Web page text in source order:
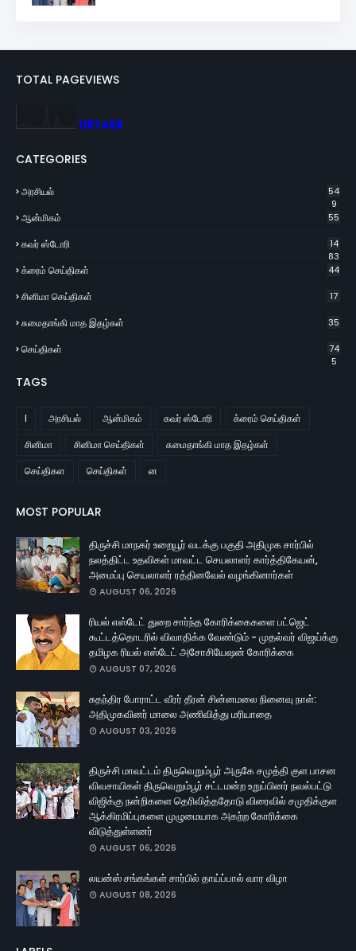
TOTAL PAGEVIEWS
1187468
CATEGORIES
அரசியல்
54
9
ஆன்மிகம் 55
கவர் ஸ்டோரி
14
83
க்ரைம் செய்திகள் 44
சினிமா செய்திகள் 17
சுமைதாங்கி மாத இதழ்கள் 35
செய்திகள்
74
5
TAGS
l அரசியல் ஆன்மிகம் கவர் ஸ்டோரி
க்ரைம் செய்திகள்
சினிமா
சினிமா செய்திகள்
சுமைதாங்கி மாத இதழ்கள்
செய்திகள
செய்திகள் ன
MOST POPULAR
திருச்சி மாநகர் உறையூர் வடக்கு பகுதி அதிமுக சார்பில்
நலத்திட்ட உதவிகள் மாவட்ட செயலாளர் கார்த்திகேயன்,
அமைப்பு செயலாளர் ரத்தினவேல் வழங்கினார்கள்
AUGUST 06, 2026
ரியல் எஸ்டேட் துறை சார்ந்த கோரிக்கைகளை பட்ஜெட்
கூட்டத்தொடரில் விவாதிக்க வேண்டும் - முதல்வர் விஜய்க்கு
தமிழக ரியல் எஸ்டேட் அசோசியேஷன் கோரிக்கை
AUGUST 07, 2026
சுதந்திர போராட்ட வீரர் தீரன் சின்னமலை நினைவு நாள்:
அதிமுகவினர் மாலை அணிவித்து மரியாதை
AUGUST 03, 2026
திருச்சி மாவட்டம் திருவெறும்பூர் அருகே சமுத்தி குள பாசன
விவசாயிகள் திருவெறும்பூர் சட்டமன்ற உறுப்பினர் நவல்பட்டு
விஜிக்கு நன்றிகளை தெரிவித்ததோடு விரைவில் சமுதிக்குள
ஆக்கிரமிப்புகளை முழுமையாக அகற்ற கோரிக்கை
விடுத்துள்ளனர்
AUGUST 06, 2026
லயன்ஸ் சங்கங்கள் சார்பில் தாய்ப்பால் வார விழா
AUGUST 08, 2026